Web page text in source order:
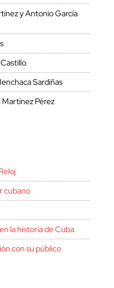
y Antonio García
Sardiñas
Martínez Pérez
cubano
la historia de Cuba
con su público